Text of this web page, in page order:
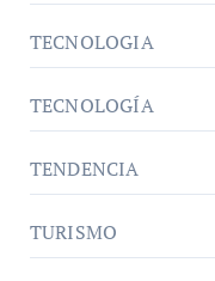
TECNOLOGIA
TECNOLOGÍA
TENDENCIA
TURISMO